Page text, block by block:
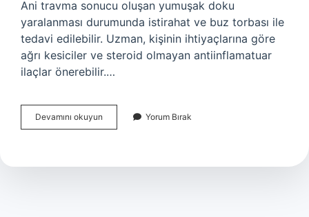
Ani travma sonucu oluşan yumuşak doku
yaralanması durumunda istirahat ve buz torbası ile
tedavi edilebilir. Uzman, kişinin ihtiyaçlarına göre
ağrı kesiciler ve steroid olmayan antiinflamatuar
ilaçlar önerebilir.…
Devamını okuyun
Bileği
Kadar
Yorum Bırak